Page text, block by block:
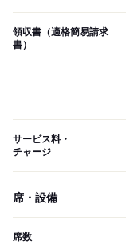
領収書（適格簡易請求
書）
サービス料・
チャージ
席・設備
席数